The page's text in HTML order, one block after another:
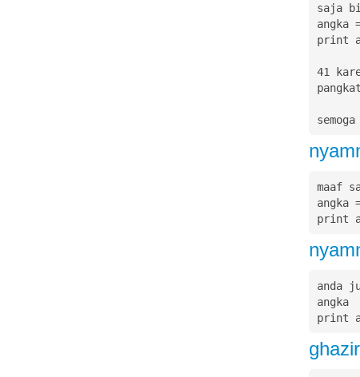
saja
print
41
maaf
print
anda
print